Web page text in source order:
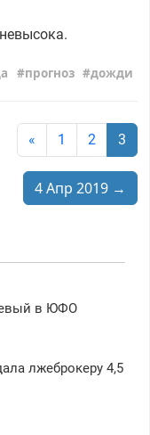
прогноз дожди
« 1 2 3
4 Апр 2019 →
в ЮФО
лжеброкеру 4,5